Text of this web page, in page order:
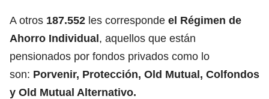
A otros 187.552 les corresponde el Régimen de
Ahorro Individual, aquellos que están
pensionados por fondos privados como lo
son: Porvenir, Protección, Old Mutual, Colfondos
y Old Mutual Alternativo.